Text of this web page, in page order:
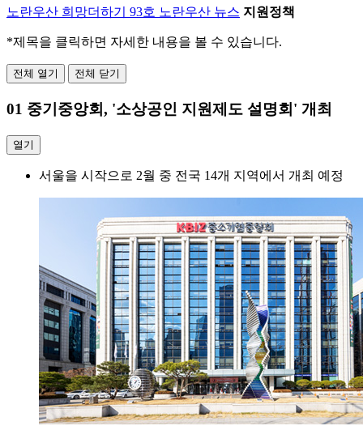
노란우산 희망더하기 93호 노란우산 뉴스 지원정책
*제목을 클릭하면 자세한 내용을 볼 수 있습니다.
전체 열기 전체 닫기
01 중기중앙회, '소상공인 지원제도 설명회' 개최
열기
서울을 시작으로 2월 중 전국 14개 지역에서 개최 예정